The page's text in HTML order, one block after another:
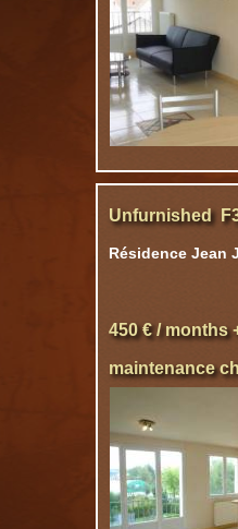
Unfurnished
Résidence Jean
450 € / months
maintenance